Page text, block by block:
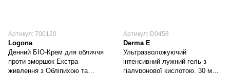
Артикул: 700120
Logona
Денний БІО-Крем для обличчя
проти зморшок Екстра
живлення з Обліпихою та
Артикул: D0458
Derma E
Ультразволожуючий
інтенсивний лужний гель з
гіалуронової кислотою, 30 мл,